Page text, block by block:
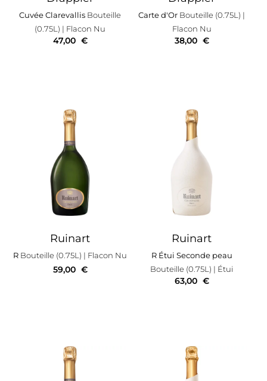
Cuvée Clarevallis Bouteille
(0.75L) | Flacon Nu
47,00 €
Carte d'Or Bouteille (0.75L) |
Flacon Nu
38,00 €
Ruinart
R Bouteille (0.75L) | Flacon Nu
59,00 €
Ruinart
R Étui Seconde peau
Bouteille (0.75L) | Étui
63,00 €